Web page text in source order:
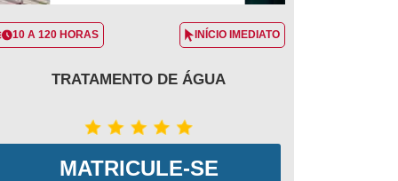
10 A 120 HORAS INÍCIO IMEDIATO
TRATAMENTO DE ÁGUA
MATRICULE-SE